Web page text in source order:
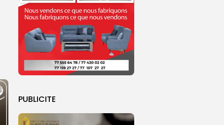
PUBLICITE